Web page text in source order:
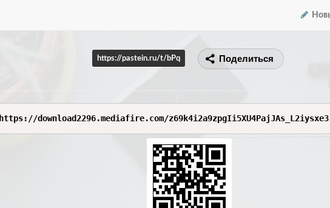
https://pastein.ru/t/bPq Поделиться
https://download2296.mediafire.com/z69k4i2a9zpgIi5XU4PajJAs_L2iysxe3-